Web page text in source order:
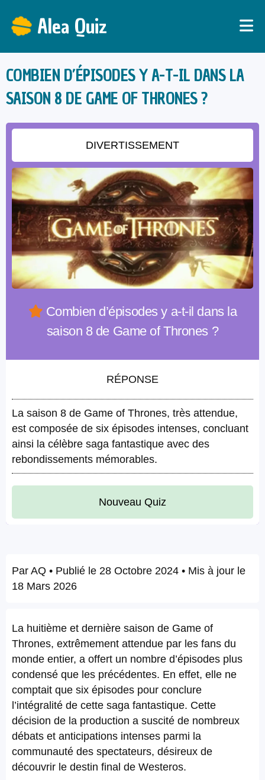
Alea Quiz
COMBIEN D’ÉPISODES Y A-T-IL DANS LA
SAISON 8 DE GAME OF THRONES ?
DIVERTISSEMENT
Combien d’épisodes y a-t-il dans la
saison 8 de Game of Thrones ?
RÉPONSE
La saison 8 de Game of Thrones, très attendue,
est composée de six épisodes intenses, concluant
ainsi la célèbre saga fantastique avec des
rebondissements mémorables.
Nouveau Quiz
Par AQ • Publié le 28 Octobre 2024 • Mis à jour le
18 Mars 2026
La huitième et dernière saison de Game of
Thrones, extrêmement attendue par les fans du
monde entier, a offert un nombre d’épisodes plus
condensé que les précédentes. En effet, elle ne
comptait que six épisodes pour conclure
l’intégralité de cette saga fantastique. Cette
décision de la production a suscité de nombreux
débats et anticipations intenses parmi la
communauté des spectateurs, désireux de
découvrir le destin final de Westeros.